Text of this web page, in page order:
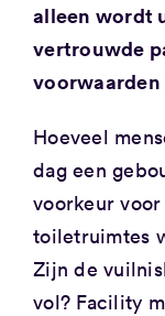
alleen wordt
vertrouwde
Hoeveel
dag een
voorkeur
toiletruimtes
Zijn de
vol? Facility